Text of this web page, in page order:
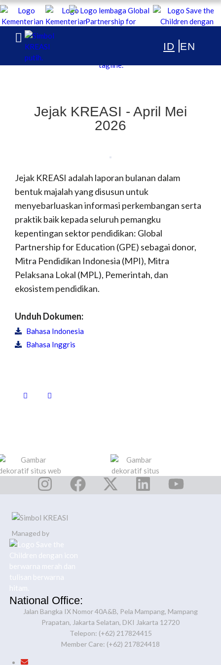
KREASI Kolaborasi untuk Edukasi Anak
ARTIKEL & BERITA
Jejak KREASI - April Mei
2026
Jejak KREASI adalah laporan bulanan dalam
bentuk majalahyang disusun untuk
menyebarluaskan informasi perkembangan serta
praktik baik kepada seluruh pemangku
kepentingan sektor pendidikan: Global
Partnership for Education (GPE) sebagai donor,
Mitra Pendidikan Indonesia (MPI), Mitra
Pelaksana Lokal (MPL), Pemerintah, dan
ekosistem pendidikan.
Unduh Dokumen:
Bahasa Indonesia
Bahasa Inggris
Managed by
National Office:
Jalan Bangka IX Nomor 40A&B, Pela Mampang, Mampang
Prapatan, Jakarta Selatan, DKI Jakarta 12720
Telepon: (+62) 217824415
Member Care: (+62) 217824418